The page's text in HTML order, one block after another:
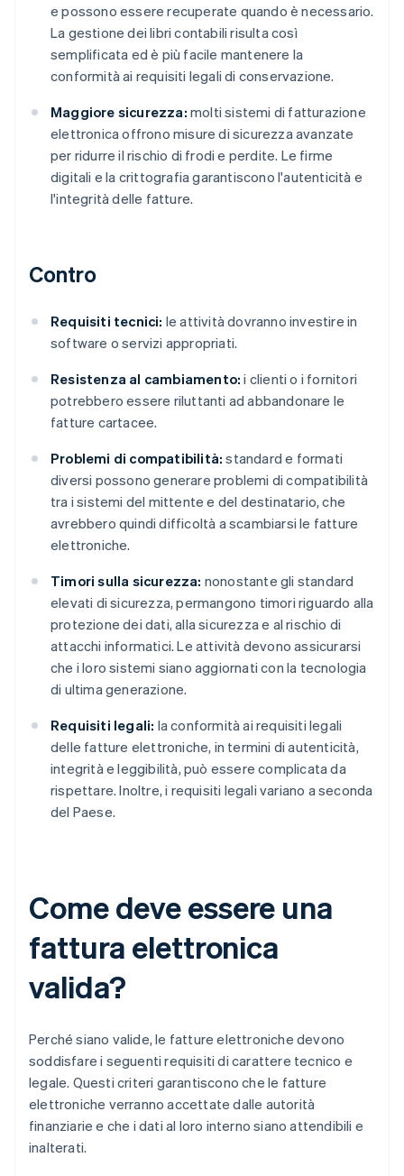
e possono essere recuperate quando è necessario.
La gestione dei libri contabili risulta così
semplificata ed è più facile mantenere la
conformità ai requisiti legali di conservazione.
Maggiore sicurezza: molti sistemi di fatturazione
elettronica offrono misure di sicurezza avanzate
per ridurre il rischio di frodi e perdite. Le firme
digitali e la crittografia garantiscono l'autenticità e
l'integrità delle fatture.
Contro
Requisiti tecnici: le attività dovranno investire in
software o servizi appropriati.
Resistenza al cambiamento: i clienti o i fornitori
potrebbero essere riluttanti ad abbandonare le
fatture cartacee.
Problemi di compatibilità: standard e formati
diversi possono generare problemi di compatibilità
tra i sistemi del mittente e del destinatario, che
avrebbero quindi difficoltà a scambiarsi le fatture
elettroniche.
Timori sulla sicurezza: nonostante gli standard
elevati di sicurezza, permangono timori riguardo alla
protezione dei dati, alla sicurezza e al rischio di
attacchi informatici. Le attività devono assicurarsi
che i loro sistemi siano aggiornati con la tecnologia
di ultima generazione.
Requisiti legali: la conformità ai requisiti legali
delle fatture elettroniche, in termini di autenticità,
integrità e leggibilità, può essere complicata da
rispettare. Inoltre, i requisiti legali variano a seconda
del Paese.
Come deve essere una
fattura elettronica
valida?
Perché siano valide, le fatture elettroniche devono
soddisfare i seguenti requisiti di carattere tecnico e
legale. Questi criteri garantiscono che le fatture
elettroniche verranno accettate dalle autorità
finanziarie e che i dati al loro interno siano attendibili e
inalterati.